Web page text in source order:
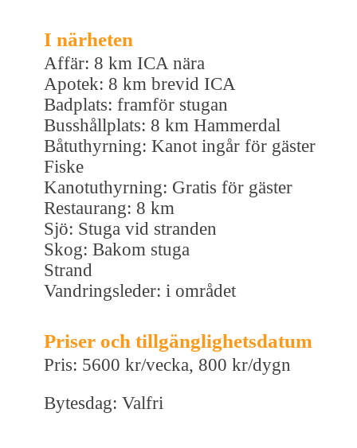
I närheten
Affär: 8 km ICA nära
Apotek: 8 km brevid ICA
Badplats: framför stugan
Busshållplats: 8 km Hammerdal
Båtuthyrning: Kanot ingår för gäster
Fiske
Kanotuthyrning: Gratis för gäster
Restaurang: 8 km
Sjö: Stuga vid stranden
Skog: Bakom stuga
Strand
Vandringsleder: i området
Priser och tillgänglighetsdatum
Pris: 5600 kr/vecka, 800 kr/dygn
Bytesdag: Valfri